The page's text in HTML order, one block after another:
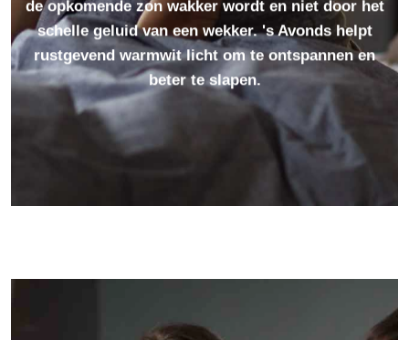
de opkomende zon wakker wordt en niet door het
schelle geluid van een wekker. 's Avonds helpt
rustgevend warmwit licht om te ontspannen en
beter te slapen.